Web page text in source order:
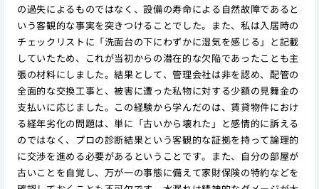
の過失によるものではなく、設備の寿命による自然故障であると
いう客観的な事実を突きつけることでした。また、私は入居時の
チェックリストに「洗面台の下にわずかに湿気を感じる」と記載
していたため、これが当初からの潜在的な欠陥であったことも主
張の材料にしました。結果として、管理会社は非を認め、配管の
全面的な交換工事と、被害に遭った私物に対する少額の見舞金の
支払いに応じました。この経験から学んだのは、賃貸物件におけ
る経年劣化の問題は、単に「古いから壊れた」と感情的に訴える
のではなく、プロの診断結果という客観的な証拠を持って論理的
に交渉を進める必要があるということです。また、自分の部屋が
古いことを自覚し、万が一の事態に備えて家財保険の特約などを